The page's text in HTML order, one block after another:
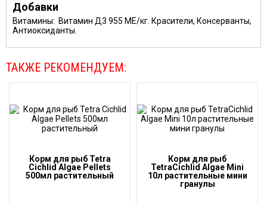
Добавки
Витамины: Витамин Д3 955 МЕ/кг. Красители, Консерванты,
Антиоксиданты.
ТАКЖЕ РЕКОМЕНДУЕМ:
Корм для рыб Tetra
Cichlid Algae Pellets
500мл растительный
Корм для рыб
TetraCichlid Algae Mini
10л растительные мини
гранулы